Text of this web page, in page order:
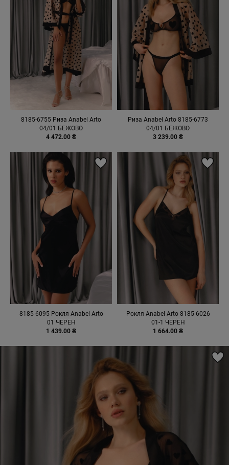
8185-6755 Риза Anabel Arto
04/01 БЕЖОВО
4 472.00 ₴
Риза Anabel Arto 8185-6773
04/01 БЕЖОВО
3 239.00 ₴
8185-6095 Рокля Anabel Arto
01 ЧЕРЕН
1 439.00 ₴
Рокля Anabel Arto 8185-6026
01-1 ЧЕРЕН
1 664.00 ₴